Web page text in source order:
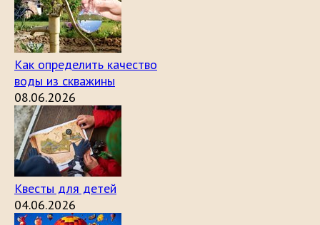
Как определить качество
воды из скважины
08.06.2026
Квесты для детей
04.06.2026